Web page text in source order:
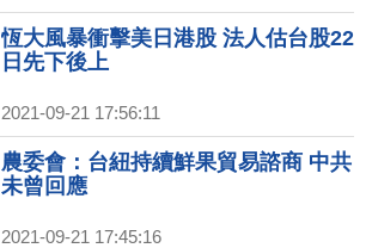
恆大風暴衝擊美日港股 法人估台股22
日先下後上
2021-09-21 17:56:11
農委會：台紐持續鮮果貿易諮商 中共
未曾回應
2021-09-21 17:45:16